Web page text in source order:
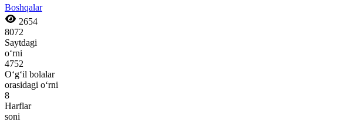
Boshqalar
2654
8072
Saytdagi
o‘rni
4752
O‘g‘il bolalar
orasidagi o‘rni
8
Harflar
soni